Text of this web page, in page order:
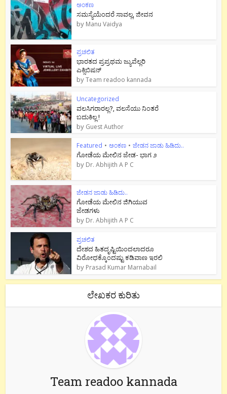
ಅಂಕಣ
ಸಮಸ್ಯೆಯೆಂದರೆ ಸಾವಲ್ಲ, ಜೀವನ
by Manu Vaidya
ಪ್ರಚಲಿತ
ಭಾರತದ ಪ್ರಪ್ರಥಮ ಜ್ಯುವೆಲ್ಲರಿ
ಎಕ್ಸಿಬಿಷನ್
byTeam readoo kannada
Uncategorized
ವಲಸಿಗರಾರಲ್ಲ?, ವಲಸೆಯು ನಿಂತರೆ
ಬದುಕಿಲ್ಲ !
by Guest Author
Featured • ಅಂಕಣ • ಜೇಡನ ಜಾಡು ಹಿಡಿದು..
ಗೋಡೆಯ ಮೇಲಿನ ಜೇಡ- ಭಾಗ ೨
by Dr. Abhijith A P C
ಜೇಡನ ಜಾಡು ಹಿಡಿದು..
ಗೋಡೆಯ ಮೇಲಿನ ಜಿಗಿಯುವ
ಜೇಡಗಳು
by Dr. Abhijith A P C
ಪ್ರಚಲಿತ
ದೇಶದ ಹಿತದೃಷ್ಟಿಯಿಂದಲಾದರೂ
ವಿರೋಧಕ್ಕೊಂದಷ್ಟು ಕಡಿವಾಣ ಇರಲಿ
by Prasad Kumar Marnabail
ಲೇಖಕರ ಕುರಿತು
Team readoo kannada